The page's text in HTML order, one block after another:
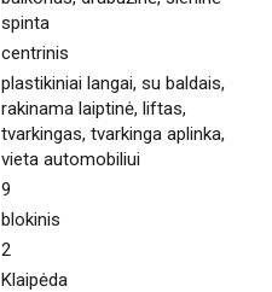
spinta
centrinis
plastikiniai langai, su baldais,
rakinama laiptinė, liftas,
tvarkingas, tvarkinga aplinka,
vieta automobiliui
9
blokinis
2
Klaipėda